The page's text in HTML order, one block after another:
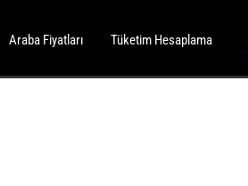
Araba Fiyatları Tüketim Hesaplama